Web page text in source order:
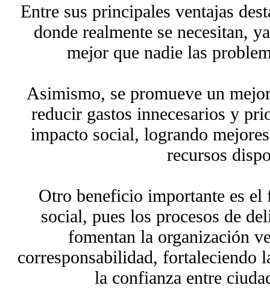
Entre sus principales ventajas
donde realmente se necesitan,
mejor que nadie las
Asimismo, se promueve un
reducir gastos innecesarios y
impacto social, logrando
recursos
Otro beneficio importante es
social, pues los procesos de
fomentan la organización
corresponsabilidad, fortaleciendo
la confianza entre